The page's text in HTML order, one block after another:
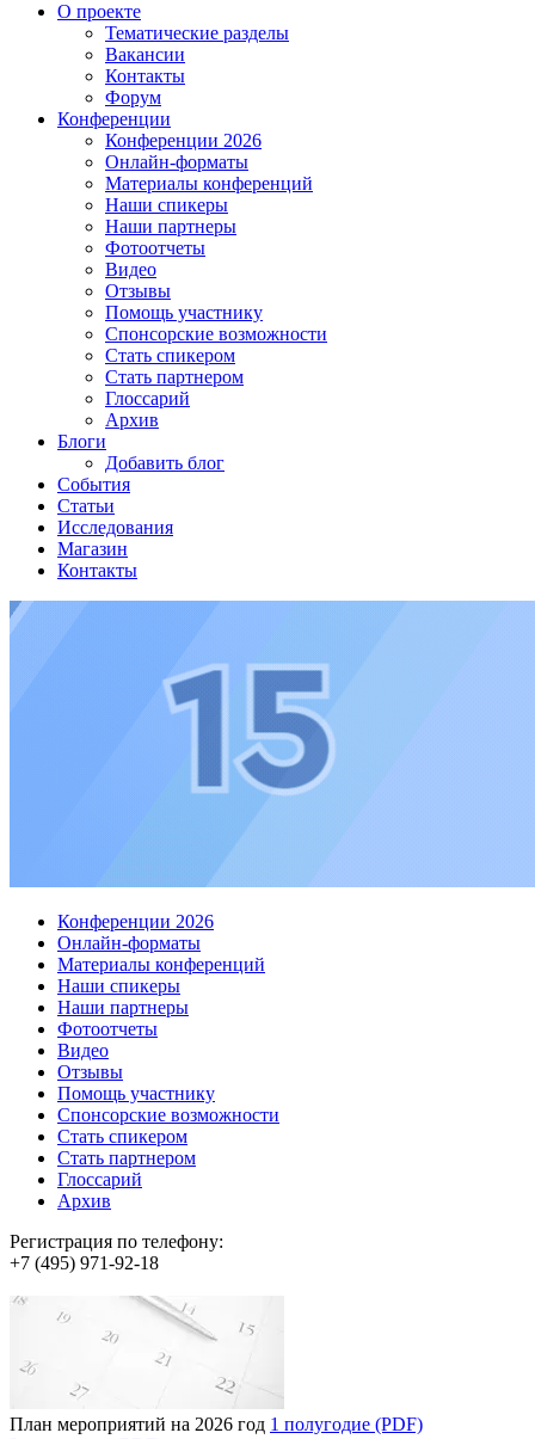
О проекте
Тематические разделы
Вакансии
Контакты
Форум
Конференции
Конференции 2026
Онлайн-форматы
Материалы конференций
Наши спикеры
Наши партнеры
Фотоотчеты
Видео
Отзывы
Помощь участнику
Спонсорские возможности
Стать спикером
Стать партнером
Глоссарий
Архив
Блоги
Добавить блог
События
Статьи
Исследования
Магазин
Контакты
Конференции 2026
Онлайн-форматы
Материалы конференций
Наши спикеры
Наши партнеры
Фотоотчеты
Видео
Отзывы
Помощь участнику
Спонсорские возможности
Стать спикером
Стать партнером
Глоссарий
Архив
Регистрация по телефону:
+7 (495) 971-92-18
План мероприятий на 2026 год 1 полугодие (PDF)